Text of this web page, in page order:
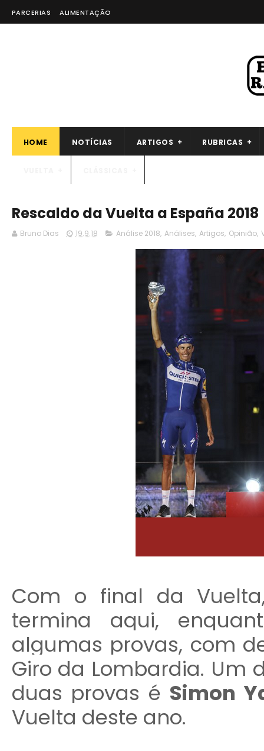
PARCERIAS ALIMENTAÇÃO
HOME NOTÍCIAS ARTIGOS RUBRICAS
Rescaldo da Vuelta a España 2018
Bruno Dias 19.9.18 Análise 2018, Análises, Artigos, Opinião,
Com o final da
termina aqui,
algumas provas, com
Giro da Lombardia. Um
duas provas é Simon
Vuelta deste ano.